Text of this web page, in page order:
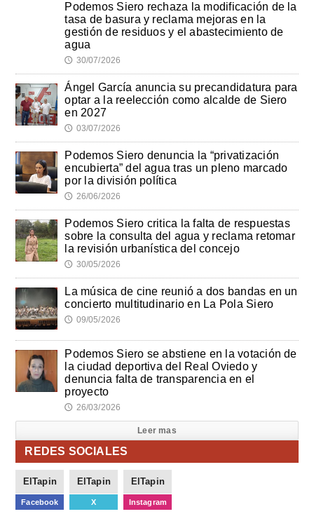
Podemos Siero rechaza la modificación de la
tasa de basura y reclama mejoras en la
gestión de residuos y el abastecimiento de
agua
🕔 30/07/2026
Ángel García anuncia su precandidatura para
optar a la reelección como alcalde de Siero
en 2027
🕔 03/07/2026
Podemos Siero denuncia la “privatización
encubierta” del agua tras un pleno marcado
por la división política
🕔 26/06/2026
Podemos Siero critica la falta de respuestas
sobre la consulta del agua y reclama retomar
la revisión urbanística del concejo
🕔 30/05/2026
La música de cine reunió a dos bandas en un
concierto multitudinario en La Pola Siero
🕔 09/05/2026
Podemos Siero se abstiene en la votación de
la ciudad deportiva del Real Oviedo y
denuncia falta de transparencia en el
proyecto
🕔 26/03/2026
Leer mas
REDES SOCIALES
ElTapin
Facebook
ElTapin
X
ElTapin
Instagram